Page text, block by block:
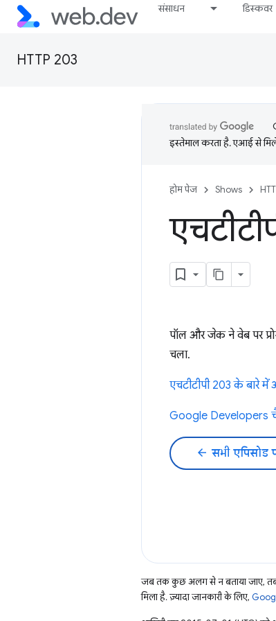
संसाधन डिस्कवर
HTTP 203
इस्तेमाल करता है. एआई से
होम पेज Shows
पॉल और जेक ने वेब पर
चला.
एचटीटीपी 203 के बारे
Google Developers
arrow_back सभी एपिसोड
जब तक कुछ अलग से न बताया जाए, तब
मिला है. ज़्यादा जानकारी के लिए,